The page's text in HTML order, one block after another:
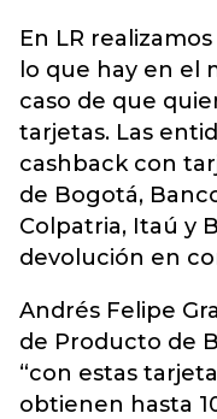
En LR
lo que hay en el
caso de que
tarjetas. Las
cashback con
de Bogotá,
Colpatria, Itaú y
devolución en
Andrés Felipe
de Producto de
“con estas
obtienen hasta